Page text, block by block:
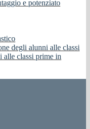
e potenziato
degli alunni alle classi
alle classi prime in